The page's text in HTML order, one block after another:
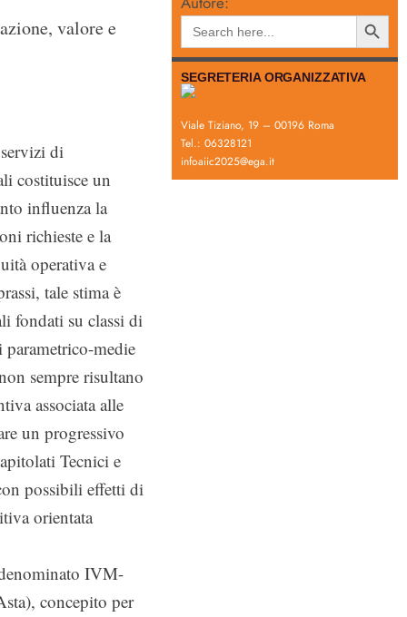
valore e
di
costituisce un
influenza la
richieste e la
operativa e
tale stima è
fondati su classi di
medie
sempre risultano
associata alle
un progressivo
Tecnici e
possibili effetti di
orientata
IVM-
concepito per
Search
for:
Search
Button
SEGRETERIA ORGANIZZATIVA
Viale Tiziano, 19 – 00196 Roma
Tel.: 06328121
infoaiic2025@ega.it